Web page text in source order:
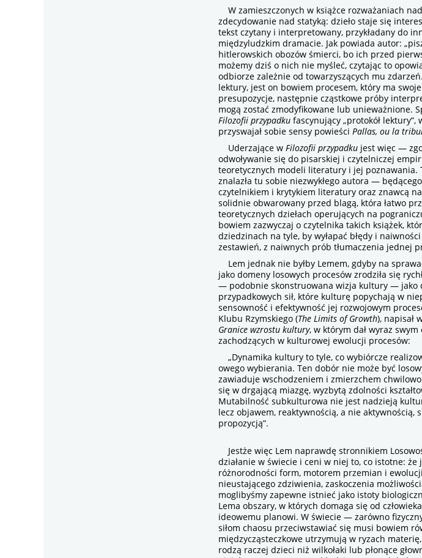
W zamieszczonych w książce rozważaniach
zdecydowanie nad statyką: dzieło staje się
tekst czytany i interpretowany, przykładany do
międzyludzkim dramacie. Jak powiada autor:
hitlerowskich obozów śmierci, bo ich przed
możemy dziś o nich nie myśleć, czytając to
odbiorze zależnie od towarzyszących mu
lektury, jest on bowiem procesem, który ma
presupozycje, następnie cząstkowe próby
mogą zostać zmodyfikowane lub unieważnione.
Filozofii przypadku fascynujący „protokół
przyswajał sobie sensy powieściPallas, ou la
Uderzające wFilozofii przypadku jest więc —
odwoływanie się do pisarskiej i czytelniczej
teoretycznych modeli literatury i jej poznawania.
znalazła tu sobie niezwykłego autora —
czytelnikiem i krytykiem literatury oraz znawcą
solidnie obwarowany przed blagą, która łatwo
teoretycznych dziełach operujących na
bowiem zazwyczaj o czytelnika takich książek,
dziedzinach na tyle, by wyłapać błędy i
zestawień, z naiwnych prób tłumaczenia jednej
Lem jednak nie byłby Lemem, gdyby na
jako domeny losowych procesów zrodziła się
— podobnie skonstruowana wizja kultury — jako
przypadkowych sił, które kulturę popychają w
sensowność i efektywność jej rozwojowym
Klubu Rzymskiego (The Limits of Growth), napisał
Granice wzrostu kultury, w którym dał wyraz
zachodzących w kulturowej ewolucji procesów:
„Dynamika kultury to tyle, co wybiórcze
owego wybierania. Ten dobór nie może być
zawiaduje wschodzeniem i zmierzchem
się w drgającą miazgę, wyzbytą zdolności
Mutabilność subkulturowa nie jest nadzieją
lecz objawem, reaktywnością, a nie
propozycją”.
Jestże więc Lem naprawdę stronnikiem
działanie w świecie i ceni w niej to, co istotne:
różnorodności form, motorem przemian i
nieustającego zdziwienia, zaskoczenia
moglibyśmy zapewne istnieć jako istoty
Lema obszary, w których domaga się od
ideowemu planowi. W świecie — zarówno
siłom chaosu przeciwstawiać się musi bowiem
międzycząsteczkowe utrzymują w ryzach
rodzą raczej dzieci niż wilkołaki lub płonące